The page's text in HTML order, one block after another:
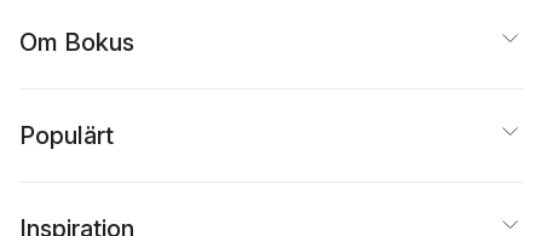
Om Bokus
Populärt
Inspiration